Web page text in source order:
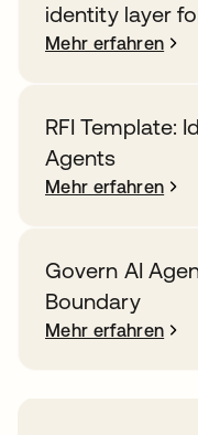
identity layer
Mehr erfahren
RFI Template:
Agents
Mehr erfahren
Govern AI
Boundary
Mehr erfahren